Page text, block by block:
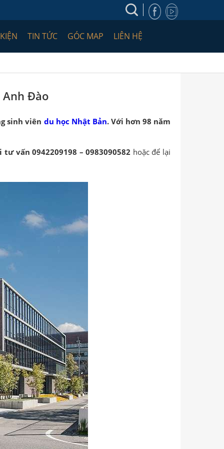
TIN TỨC GÓC MAP LIÊN HỆ
Anh Đào
sinh viên du học Nhật Bản. Với hơn 98 năm
vấn 0942209198 – 0983090582 hoặc để lại